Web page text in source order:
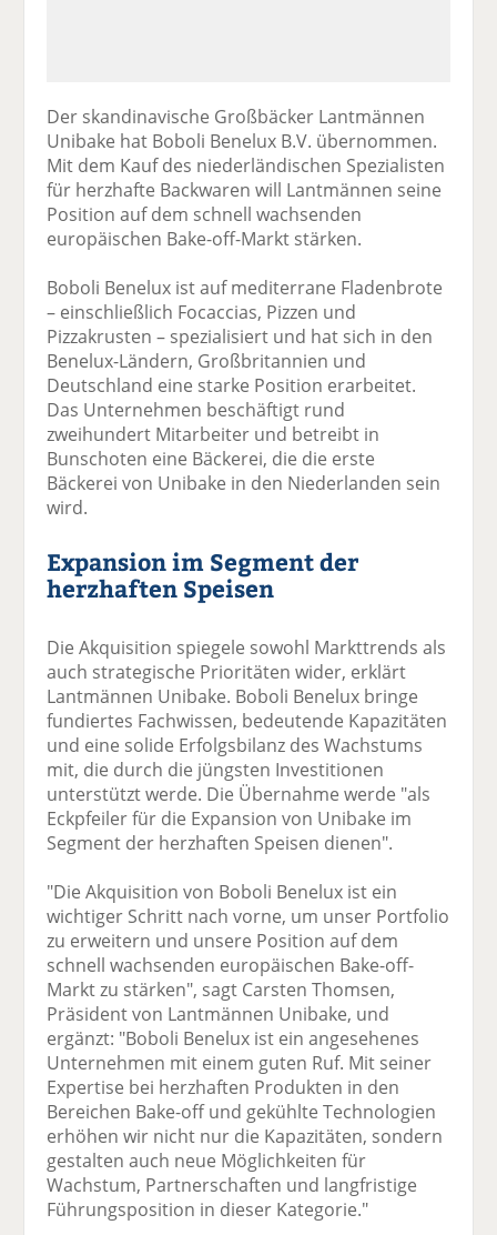
Der skandinavische Großbäcker Lantmännen
Unibake hat Boboli Benelux B.V. übernommen.
Mit dem Kauf des niederländischen Spezialisten
für herzhafte Backwaren will Lantmännen seine
Position auf dem schnell wachsenden
europäischen Bake-off-Markt stärken.
Boboli Benelux ist auf mediterrane Fladenbrote
– einschließlich Focaccias, Pizzen und
Pizzakrusten – spezialisiert und hat sich in den
Benelux-Ländern, Großbritannien und
Deutschland eine starke Position erarbeitet.
Das Unternehmen beschäftigt rund
zweihundert Mitarbeiter und betreibt in
Bunschoten eine Bäckerei, die die erste
Bäckerei von Unibake in den Niederlanden sein
wird.
Expansion im Segment der
herzhaften Speisen
Die Akquisition spiegele sowohl Markttrends als
auch strategische Prioritäten wider, erklärt
Lantmännen Unibake. Boboli Benelux bringe
fundiertes Fachwissen, bedeutende Kapazitäten
und eine solide Erfolgsbilanz des Wachstums
mit, die durch die jüngsten Investitionen
unterstützt werde. Die Übernahme werde "als
Eckpfeiler für die Expansion von Unibake im
Segment der herzhaften Speisen dienen".
"Die Akquisition von Boboli Benelux ist ein
wichtiger Schritt nach vorne, um unser Portfolio
zu erweitern und unsere Position auf dem
schnell wachsenden europäischen Bake-off-
Markt zu stärken", sagt Carsten Thomsen,
Präsident von Lantmännen Unibake, und
ergänzt: "Boboli Benelux ist ein angesehenes
Unternehmen mit einem guten Ruf. Mit seiner
Expertise bei herzhaften Produkten in den
Bereichen Bake-off und gekühlte Technologien
erhöhen wir nicht nur die Kapazitäten, sondern
gestalten auch neue Möglichkeiten für
Wachstum, Partnerschaften und langfristige
Führungsposition in dieser Kategorie."